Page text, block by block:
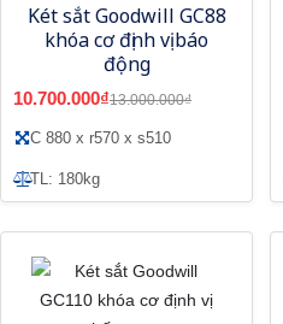
Két sắt Goodwill GC88
khóa cơ định vị báo
động
10.700.000₫13.000.000₫
C 880 x r570 x s510
TL: 180kg